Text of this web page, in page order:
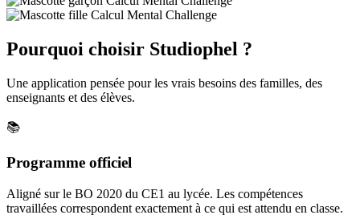
Pourquoi choisir Studiophel ?
Une application pensée pour les vrais besoins des familles, des
enseignants et des élèves.
📚
Programme officiel
Aligné sur le BO 2020 du CE1 au lycée. Les compétences
travaillées correspondent exactement à ce qui est attendu en classe.